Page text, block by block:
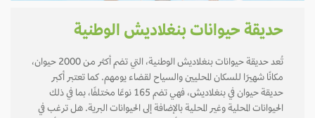
حديقة حيوانات بنغلاديش الوطنية
تُعد حديقة حيوانات بنغلاديش الوطنية، التي تضم أكثر من 2000 حيوان،
مكانًا شهيرًا للسكان المحليين والسياح لقضاء يومهم. كما تعتبر أكبر
حديقة حيوان في بنغلاديش، فهي تضم 165 نوعًا مختلفًا، بما في ذلك
الحيوانات المحلية وغير المحلية بالإضافة إلى الحيوانات البرية. هل ترغب في